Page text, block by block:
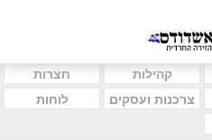
קהילות
חצרות
צרכנות ועסקים
לוחות